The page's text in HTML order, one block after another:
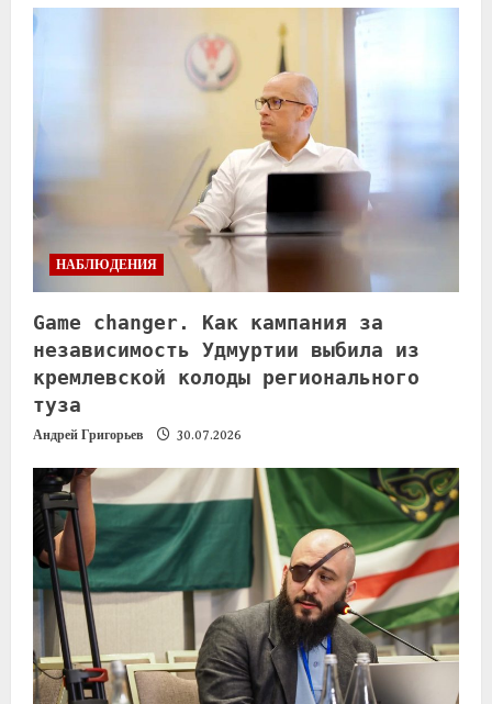
НАБЛЮДЕНИЯ
Game changer. Как кампания за
независимость Удмуртии выбила из
кремлевской колоды регионального
туза
Андрей Григорьев 30.07.2026